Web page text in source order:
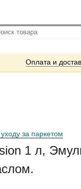
Оплата и
за паркетом
1 л,